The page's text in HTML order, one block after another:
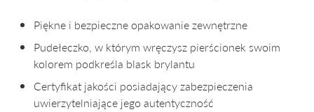
Piękne i bezpieczne opakowanie zewnętrzne
Pudełeczko, w którym wręczysz pierścionek swoim
kolorem podkreśla blask brylantu
Certyfikat jakości posiadający zabezpieczenia
uwierzytelniające jego autentyczność